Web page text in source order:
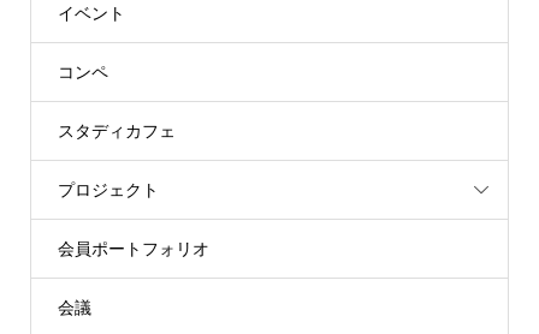
イベント
コンペ
スタディカフェ
プロジェクト
会員ポートフォリオ
会議